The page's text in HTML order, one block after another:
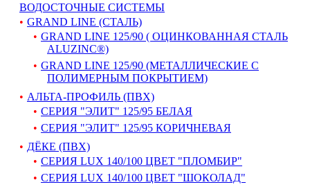
ВОДОСТОЧНЫЕ СИСТЕМЫ
GRAND LINE (СТАЛЬ)
GRAND LINE 125/90 ( ОЦИНКОВАННАЯ СТАЛЬ
ALUZINC®)
GRAND LINE 125/90 (МЕТАЛЛИЧЕСКИЕ С
ПОЛИМЕРНЫМ ПОКРЫТИЕМ)
АЛЬТА-ПРОФИЛЬ (ПВХ)
СЕРИЯ "ЭЛИТ" 125/95 БЕЛАЯ
СЕРИЯ "ЭЛИТ" 125/95 КОРИЧНЕВАЯ
ДЁКЕ (ПВХ)
СЕРИЯ LUX 140/100 ЦВЕТ "ПЛОМБИР"
СЕРИЯ LUX 140/100 ЦВЕТ "ШОКОЛАД"